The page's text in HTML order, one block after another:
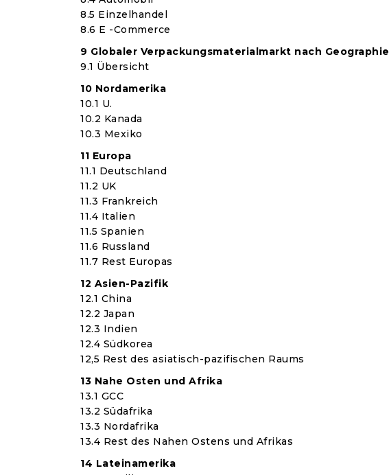
8.5 Einzelhandel
8.6 E -Commerce
9 Globaler Verpackungsmaterialmarkt nach Geographie
9.1 Übersicht
10 Nordamerika
10.1 U.
10.2 Kanada
10.3 Mexiko
11 Europa
11.1 Deutschland
11.2 UK
11.3 Frankreich
11.4 Italien
11.5 Spanien
11.6 Russland
11.7 Rest Europas
12 Asien-Pazifik
12.1 China
12.2 Japan
12.3 Indien
12.4 Südkorea
12,5 Rest des asiatisch-pazifischen Raums
13 Nahe Osten und Afrika
13.1 GCC
13.2 Südafrika
13.3 Nordafrika
13.4 Rest des Nahen Ostens und Afrikas
14 Lateinamerika